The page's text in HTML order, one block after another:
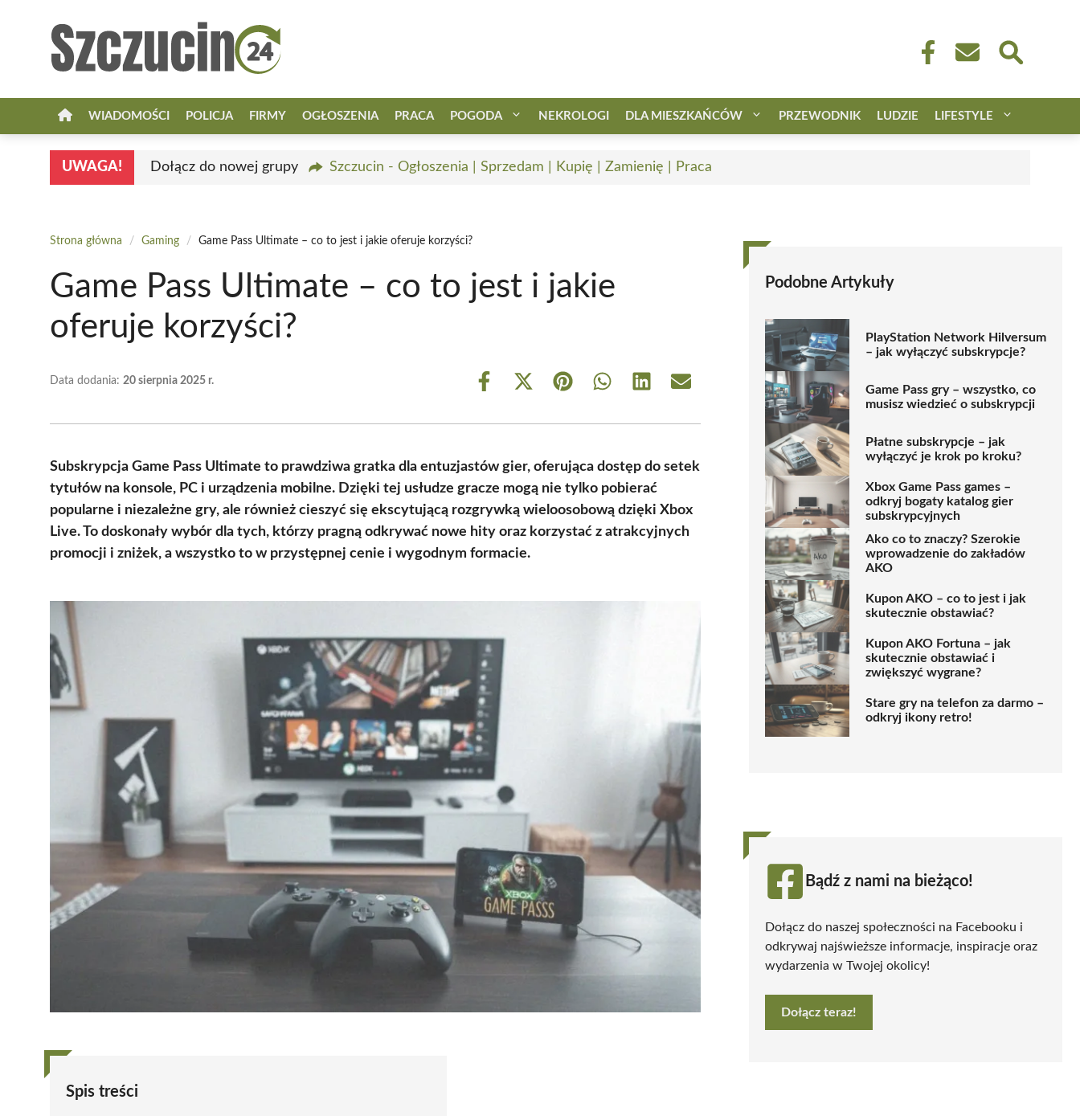
WIADOMOŚCI POLICJA FIRMY OGŁOSZENIA PRACA POGODA NEKROLOGI DLA MIESZKAŃCÓW PRZEWODNIK LUDZIE LIFESTYLE
UWAGA! Dołącz do nowej grupy Szczucin - Ogłoszenia | Sprzedam | Kupię | Zamienię | Praca
Strona główna / Gaming / Game Pass Ultimate – co to jest i jakie oferuje korzyści?
Game Pass Ultimate – co to jest i jakie
oferuje korzyści?
Data dodania: 20 sierpnia 2025 r.
Share
Share
(Twitter)
Share Share Share Share
Subskrypcja Game Pass Ultimate to prawdziwa gratka dla entuzjastów gier, oferująca dostęp do setek
tytułów na konsole, PC i urządzenia mobilne. Dzięki tej usłudze gracze mogą nie tylko pobierać
popularne i niezależne gry, ale również cieszyć się ekscytującą rozgrywką wieloosobową dzięki Xbox
Live. To doskonały wybór dla tych, którzy pragną odkrywać nowe hity oraz korzystać z atrakcyjnych
promocji i zniżek, a wszystko to w przystępnej cenie i wygodnym formacie.
Spis treści
Podobne Artykuły
PlayStation Network Hilversum
– jak wyłączyć subskrypcje?
Game Pass gry – wszystko, co
musisz wiedzieć o subskrypcji
Płatne subskrypcje – jak
wyłączyć je krok po kroku?
Xbox Game Pass games –
odkryj bogaty katalog gier
subskrypcyjnych
Ako co to znaczy? Szerokie
wprowadzenie do zakładów
AKO
Kupon AKO – co to jest i jak
skutecznie obstawiać?
Kupon AKO Fortuna – jak
skutecznie obstawiać i
zwiększyć wygrane?
Stare gry na telefon za darmo –
odkryj ikony retro!
Bądź z nami na bieżąco!
Dołącz do naszej społeczności na Facebooku i
odkrywaj najświeższe informacje, inspiracje oraz
wydarzenia w Twojej okolicy!
Dołącz teraz!